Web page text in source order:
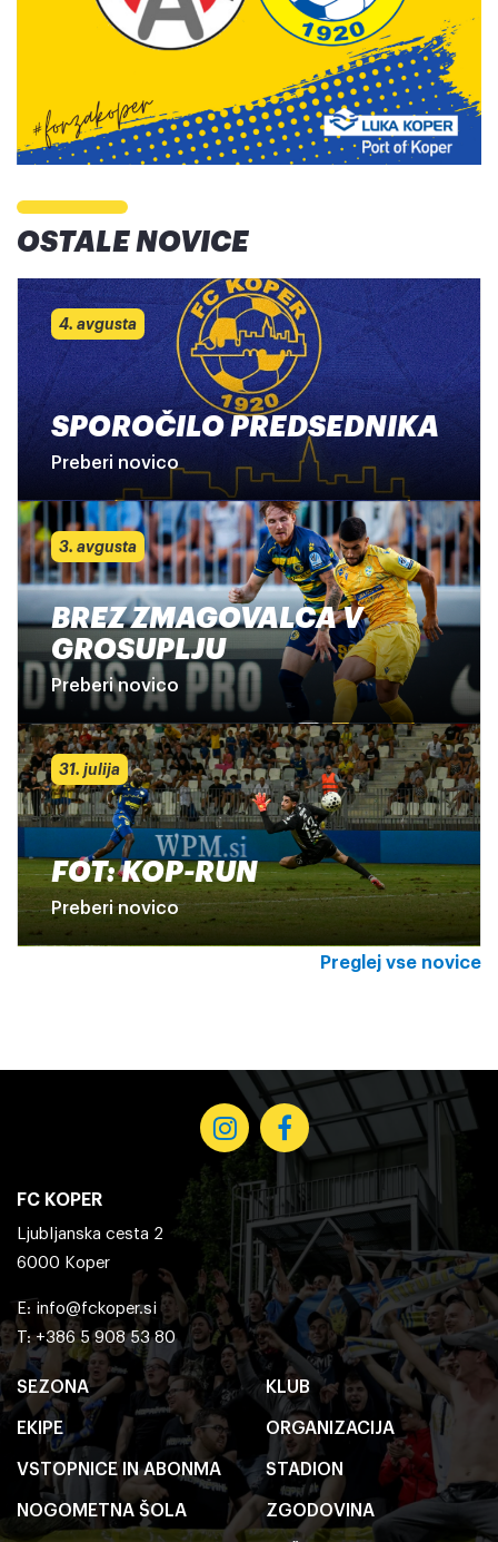
OSTALE NOVICE
4. avgusta
SPOROČILO PREDSEDNIKA
Preberi novico
3. avgusta
BREZ ZMAGOVALCA V
GROSUPLJU
Preberi novico
31. julija
FOT: KOP-RUN
Preberi novico
Preglej vse novice
SEZONA
EKIPE
VSTOPNICE IN ABONMA
NOGOMETNA ŠOLA
KLUB
ORGANIZACIJA
STADION
ZGODOVINA
FC KOPER
Ljubljanska cesta 2
6000 Koper
E: info@fckoper.si
T: +386 5 908 53 80